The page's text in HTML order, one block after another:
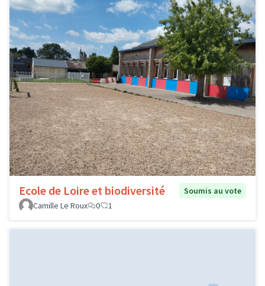
Ecole de Loire et biodiversité
Soumis au vote
Camille Le Roux
0 1